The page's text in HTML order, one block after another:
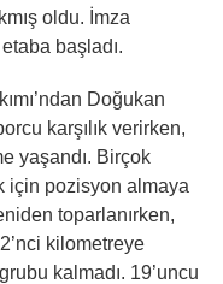
oldu. İmza
başladı.
Doğukan
karşılık verirken,
yaşandı. Birçok
için pozisyon almaya
toparlanırken,
kilometreye
kalmadı. 19’uncu